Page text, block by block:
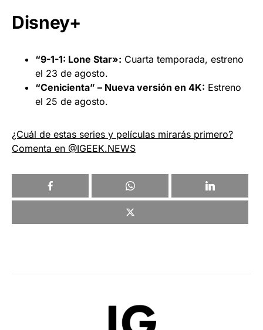
Disney+
“9-1-1: Lone Star»: Cuarta temporada, estreno
el 23 de agosto.
“Cenicienta” – Nueva versión en 4K: Estreno
el 25 de agosto.
¿Cuál de estas series y películas mirarás primero?
Comenta en @IGEEK.NEWS